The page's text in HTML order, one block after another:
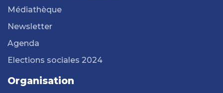
Médiathèque
Newsletter
Agenda
Elections sociales 2024
Organisation